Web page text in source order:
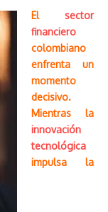
El sector
financiero
colombiano
enfrenta un
momento
decisivo.
Mientras la
innovación
tecnológica
impulsa la